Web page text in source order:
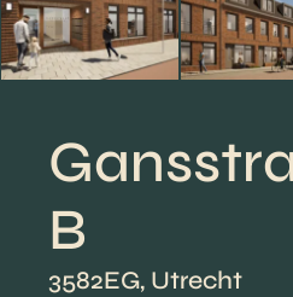
B
3582EG, Utrecht